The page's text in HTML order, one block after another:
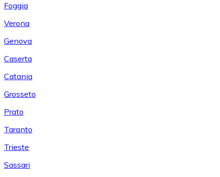
Foggia
Verona
Genova
Caserta
Catania
Grosseto
Prato
Taranto
Trieste
Sassari